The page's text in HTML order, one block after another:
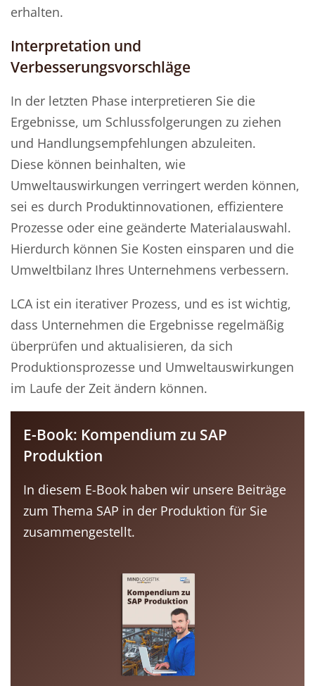
erhalten.
Interpretation und
Verbesserungsvorschläge
In der letzten Phase interpretieren Sie die
Ergebnisse, um Schlussfolgerungen zu ziehen
und Handlungsempfehlungen abzuleiten.
Diese können beinhalten, wie
Umweltauswirkungen verringert werden können,
sei es durch Produktinnovationen, effizientere
Prozesse oder eine geänderte Materialauswahl.
Hierdurch können Sie Kosten einsparen und die
Umweltbilanz Ihres Unternehmens verbessern.
LCA ist ein iterativer Prozess, und es ist wichtig,
dass Unternehmen die Ergebnisse regelmäßig
überprüfen und aktualisieren, da sich
Produktionsprozesse und Umweltauswirkungen
im Laufe der Zeit ändern können.
E-Book: Kompendium zu SAP
Produktion
In diesem E-Book haben wir unsere Beiträge
zum Thema SAP in der Produktion für Sie
zusammengestellt.